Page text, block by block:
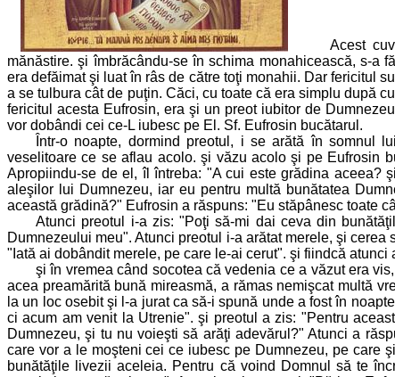
Acest
mănăstire. şi îmbrăcându-se în schima monahicească, s-a
era defăimat şi luat în râs de către toţi monahii. Dar fericitul
a se tulbura cât de puţin. Căci, cu toate că era simplu după
fericitul acesta Eufrosin, era şi un preot iubitor de
vor dobândi cei ce-L iubesc pe El. Sf. Eufrosin bucătarul.
Într-o noapte, dormind preotul, i se arătă în
veselitoare ce se aflau acolo. şi văzu acolo şi pe Eufrosin
Apropiindu-se de el, îl întreba: "A cui este grădina aceea?
aleşilor lui Dumnezeu, iar eu pentru multă bunătatea
această grădină?" Eufrosin a răspuns: "Eu stăpânesc toate
Atunci preotul i-a zis: "Poţi să-mi dai ceva din
Dumnezeului meu". Atunci preotul i-a arătat merele, şi
"Iată ai dobândit merele, pe care le-ai cerut". şi fiindcă
şi în vremea când socotea că vedenia ce a văzut era
acea preamărită bună mireasmă, a rămas nemişcat multă
la un loc osebit şi l-a jurat ca să-i spună unde a fost în
ci acum am venit la Utrenie". şi preotul a zis: "Pentru
Dumnezeu, şi tu nu voieşti să arăţi adevărul?" Atunci a
care vor a le moşteni cei ce iubesc pe Dumnezeu, pe care
bunătăţile livezii aceleia. Pentru că voind Domnul să te